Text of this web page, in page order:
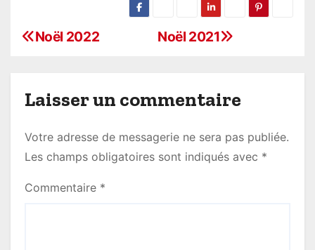
N
v
i
g
a
Noël 2021
Noël 2022
Laisser un commentaire
Votre adresse de messagerie ne sera pas publiée.
Les champs obligatoires sont indiqués avec *
Commentaire *